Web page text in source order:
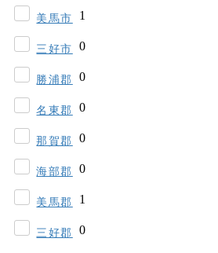
美馬市
三好市
勝浦郡
名東郡
那賀郡
海部郡
美馬郡
三好郡